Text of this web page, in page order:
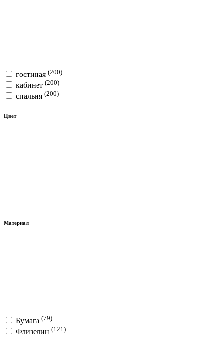
гостиная (200)
кабинет (200)
спальня (200)
Цвет
Материал
Бумага (79)
Флизелин (121)